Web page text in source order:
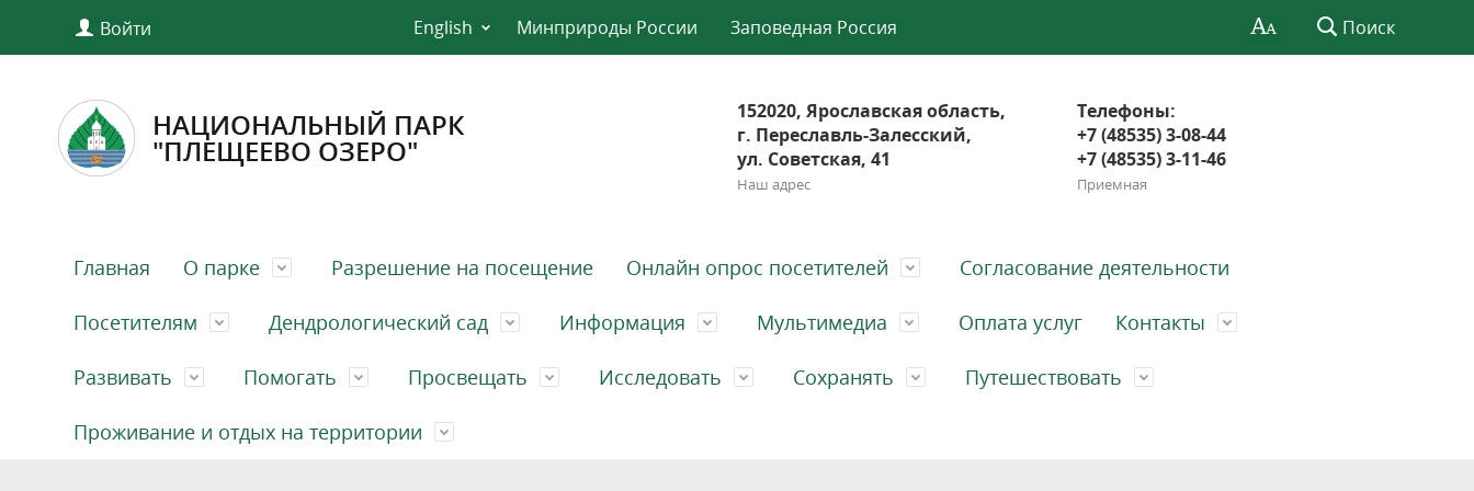
Войти English Минприроды России Заповедная Россия Поиск
НАЦИОНАЛЬНЫЙ ПАРК
"ПЛЕЩЕЕВО ОЗЕРО"
152020, Ярославская область,
г. Переславль-Залесский,
ул. Советская, 41
Наш адрес
Телефоны:
+7 (48535) 3-08-44
+7 (48535) 3-11-46
Приемная
Главная О парке Разрешение на посещение Онлайн опрос посетителей Согласование деятельности
Посетителям Дендрологический сад Информация Мультимедиа Оплата услуг Контакты
Развивать Помогать Просвещать Исследовать Сохранять Путешествовать
Проживание и отдых на территории